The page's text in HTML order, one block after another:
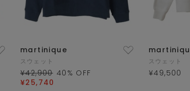
martinique
スウェット
¥42,900 40 % OFF
¥25,740
スウェット
¥49,500